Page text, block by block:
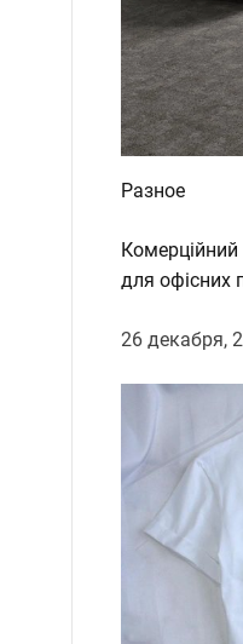
Разное
Комерційний
для офісних
26 декабря,